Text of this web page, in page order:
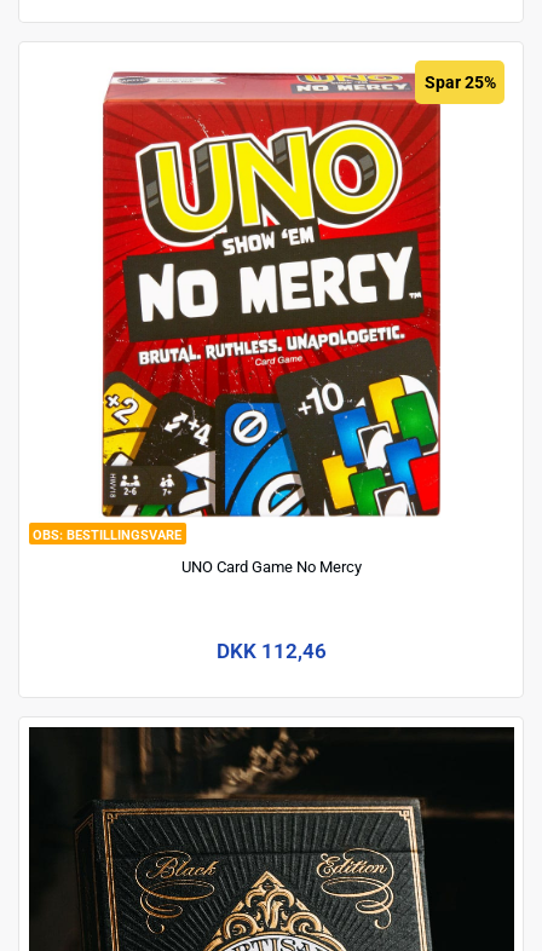
BESTILLINGSVARE
Spar 25%
UNO Card Game No Mercy
DKK 112,46